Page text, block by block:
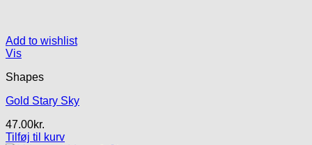
Add to wishlist
Vis
Shapes
Gold Stary Sky
47.00kr.
Tilføj til kurv